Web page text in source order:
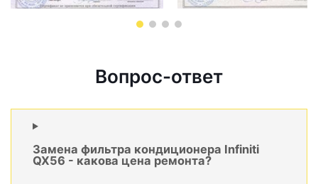
Вопрос-ответ
Замена фильтра кондиционера Infiniti
QX56 - какова цена ремонта?